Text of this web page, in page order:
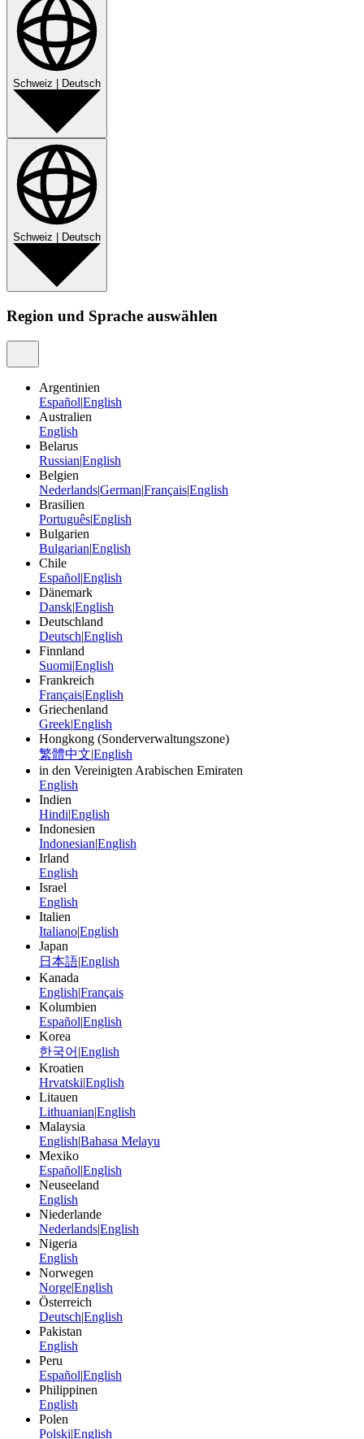
Schweiz Deutsch
Schweiz Deutsch
Region und Sprache auswählen
Argentinien
Español|English
Australien
English
Belarus
Russian|English
Belgien
Nederlands|German|Français|English
Brasilien
Português|English
Bulgarien
Bulgarian|English
Chile
Español|English
Dänemark
Dansk|English
Deutschland
Deutsch|English
Finnland
Suomi|English
Frankreich
Français|English
Griechenland
Greek|English
Hongkong (Sonderverwaltungszone)
繁體中文|English
in den Vereinigten Arabischen Emiraten
English
Indien
Hindi|English
Indonesien
Indonesian|English
Irland
English
Israel
English
Italien
Italiano|English
Japan
日本語|English
Kanada
English|Français
Kolumbien
Español|English
Korea
한국어 |English
Kroatien
Hrvatski|English
Litauen
Lithuanian|English
Malaysia
English|Bahasa Melayu
Mexiko
Español|English
Neuseeland
English
Niederlande
Nederlands|English
Nigeria
English
Norwegen
Norge|English
Österreich
Deutsch|English
Pakistan
English
Peru
Español|English
Philippinen
English
Polen
Polski|English